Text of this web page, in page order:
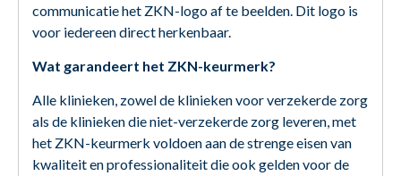
communicatie het ZKN-logo af te beelden. Dit logo is
voor iedereen direct herkenbaar.
Wat garandeert het ZKN-keurmerk?
Alle klinieken, zowel de klinieken voor verzekerde zorg
als de klinieken die niet-verzekerde zorg leveren, met
het ZKN-keurmerk voldoen aan de strenge eisen van
kwaliteit en professionaliteit die ook gelden voor de